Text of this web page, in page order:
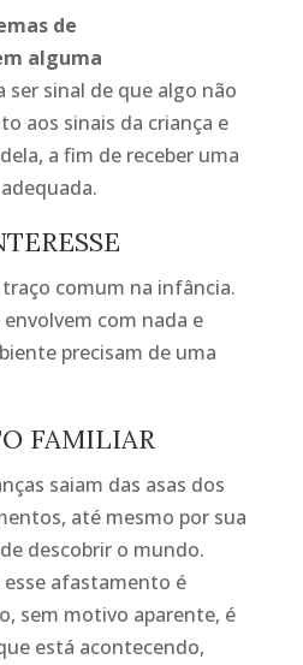
de
alguma
ser sinal de que algo não
aos sinais da criança e
a fim de receber uma
comum na infância.
com nada e
precisam de uma
FAMILIAR
saiam das asas dos
até mesmo por sua
descobrir o mundo.
afastamento é
sem motivo aparente, é
está acontecendo,